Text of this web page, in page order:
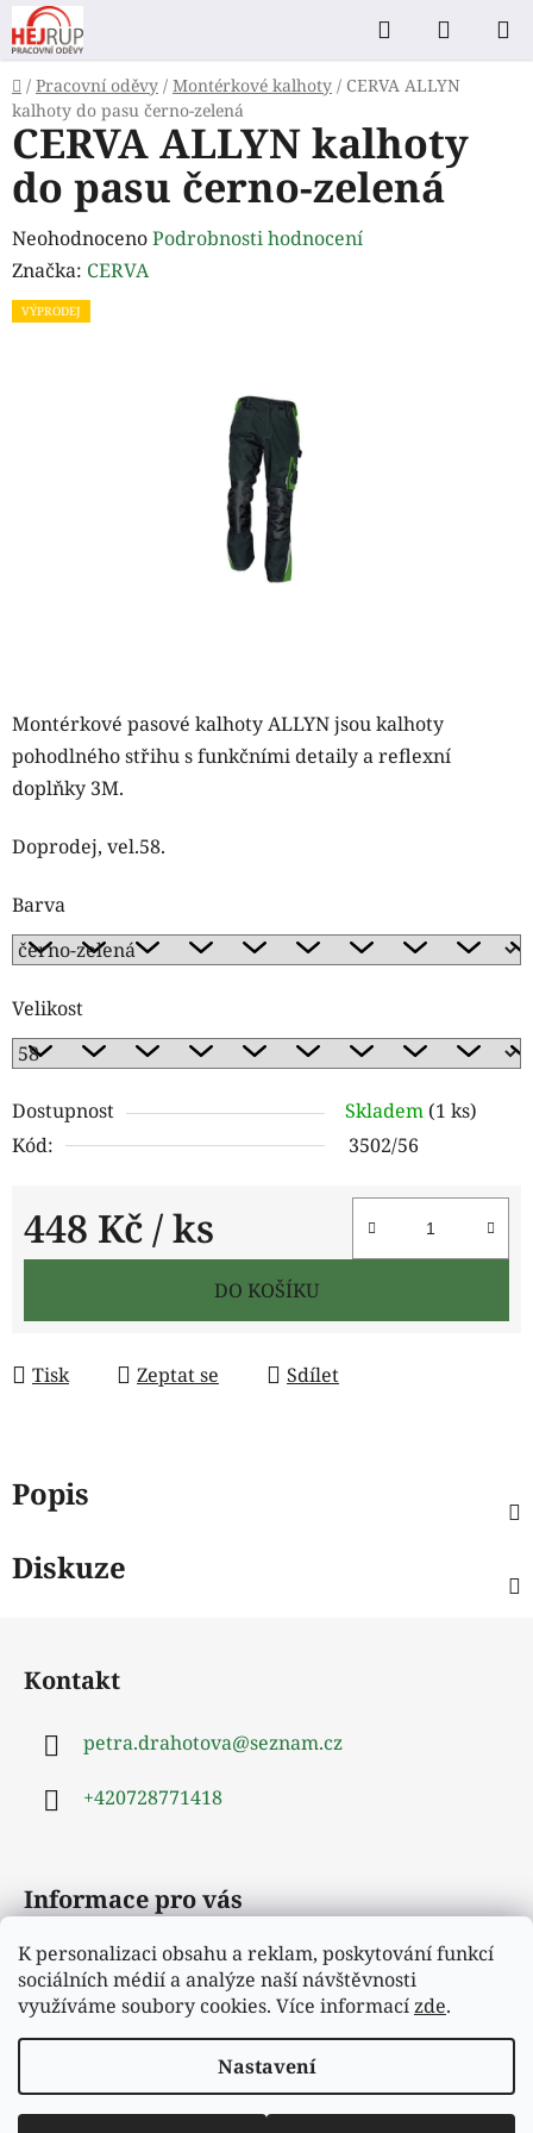
K personalizaci obsahu a reklam, poskytování funkcí
sociálních médií a analýze naší návštěvnosti
využíváme soubory cookies. Více informacízde.
Nastavení
Přejít
na
obsah
Hledat
KOŠÍK
Domů
/ Pracovní oděvy / Montérkové kalhoty / CERVA ALLYN
kalhoty do pasu černo-zelená
Montérkové pasové kalhoty ALLYN jsou kalhoty
pohodlného střihu s funkčními detaily a reflexní
doplňky 3M.
Doprodej, vel.58.
Barva
Velikost
Dostupnost Skladem (1 ks)
Kód:
3502/56
448 Kč / ks
Měrná cena:
DO KOŠÍKU
Tisk Zeptat se Sdílet
CERVA ALLYN kalhoty
do pasu černo-zelená
Průměrné
hodnocení
produktu
NeohodnocenoPodrobnosti hodnocení
Značka: CERVA
VÝPRODEJ
Popis
Diskuze
Kontakt
petra.drahotova@seznam.cz
+420728771418
Informace pro vás
Obchodní podmínky
Podmínky ochrany osobních údajů
Moje objednávka
Vytvořil Shoptet